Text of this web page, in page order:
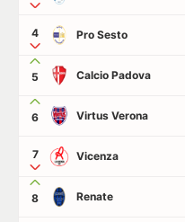
4 Pro Sesto
5 Calcio Padova
6 Virtus Verona
7 Vicenza
8 Renate